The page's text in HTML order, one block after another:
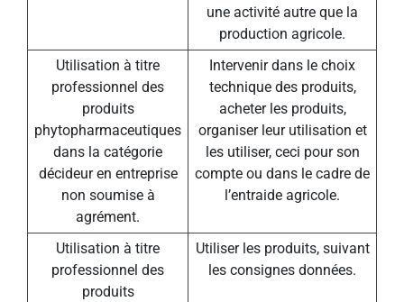
une activité autre que la
production agricole.
Utilisation à titre
professionnel des
produits
phytopharmaceutiques
dans la catégorie
décideur en entreprise
non soumise à
agrément.
Intervenir dans le choix
technique des produits,
acheter les produits,
organiser leur utilisation et
les utiliser, ceci pour son
compte ou dans le cadre de
l’entraide agricole.
Utilisation à titre
professionnel des
produits
Utiliser les produits, suivant
les consignes données.